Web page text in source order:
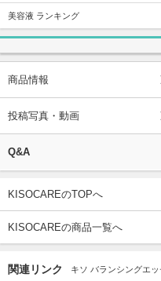
美容液 ランキング
商品情報
投稿写真・動画
Q&A
KISOCAREのTOPへ
KISOCAREの商品一覧へ
関連リンク キソ バランシングエ